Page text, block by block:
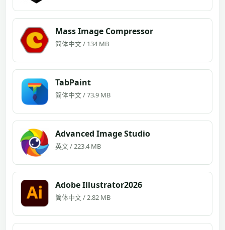
Mass Image Compressor
简体中文 / 134 MB
TabPaint
简体中文 / 73.9 MB
Advanced Image Studio
英文 / 223.4 MB
Adobe Illustrator2026
简体中文 / 2.82 MB